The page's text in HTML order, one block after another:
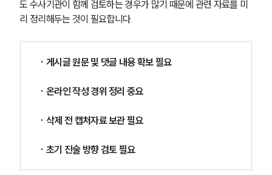
도 수사기관이 함께 검토하는 경우가 많기 때문에 관련 자료를 미
리 정리해두는 것이 필요합니다.
· 게시글 원문 및 댓글 내용 확보 필요
· 온라인 작성 경위 정리 중요
· 삭제 전 캡처자료 보관 필요
· 초기 진술 방향 검토 필요